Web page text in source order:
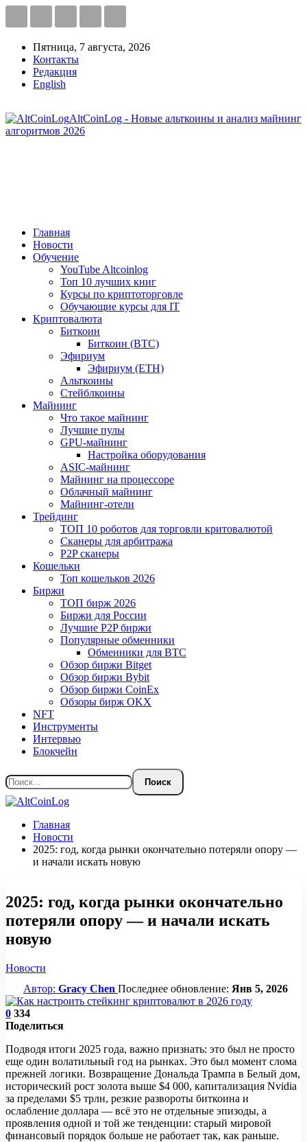
Пятница, 7 августа, 2026
Контакты
Редакция
English
AltCoinLog - Новые альткоины и анализ майнинг
алгоритмов 2026
Главная
Новости
Обучение
YouTube Altcoinlog
Топ 10 лучших книг
Курсы по криптоторговле
Обучающие курсы для IT
Криптовалюта
Биткоин
Биткоин (BTC)
Эфириум
Эфириум (ETH)
Альткоины
Стейблкоины
Майнинг
Что такое майнинг
Лучшие пулы
GPU-майнинг
Настройка оборудования
ASIC-майнинг
Майнинг на процессоре
Облачный майнинг
Майнинг-отели
Трейдинг
ТОП 10 роботов для торговли критовалютой
Сканеры для арбитража
P2P сканеры
Кошельки
Топ кошельков 2026
Биржи
ТОП бирж 2026
Биржи для России
Лучшие P2P биржи
Популярные обменники
Обменники для BTC
Обзор биржи Bitget
Обзор биржи Bybit
Обзор биржи CoinEx
Обзоры бирж OKX
NFT
Инструменты
Интервью
Блокчейн
Главная
Новости
2025: год, когда рынки окончательно потеряли опору —
и начали искать новую
2025: год, когда рынки окончательно
потеряли опору — и начали искать
новую
Новости
Автор: Gracy Chen Последнее обновление: Янв 5, 2026
0 334
Поделиться
Подводя итоги 2025 года, важно признать: это был не просто
еще один волатильный год на рынках. Это был момент слома
прежней логики. Возвращение Дональда Трампа в Белый дом,
исторический рост золота выше $4 000, капитализация Nvidia
за пределами $5 трлн, резкие развороты биткоина и
ослабление доллара — всё это не отдельные эпизоды, а
проявления одной и той же тенденции: старый мировой
финансовый порядок больше не работает так, как раньше.